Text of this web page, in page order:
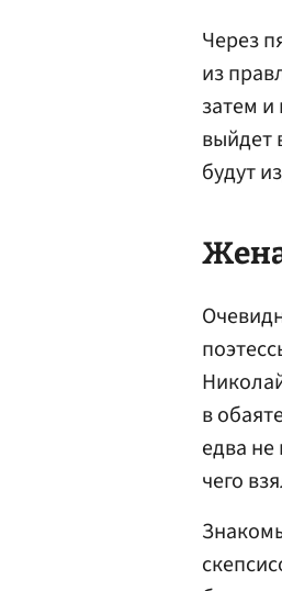
Через
из
затем
выйдет
будут
Жена
в
едва
чего